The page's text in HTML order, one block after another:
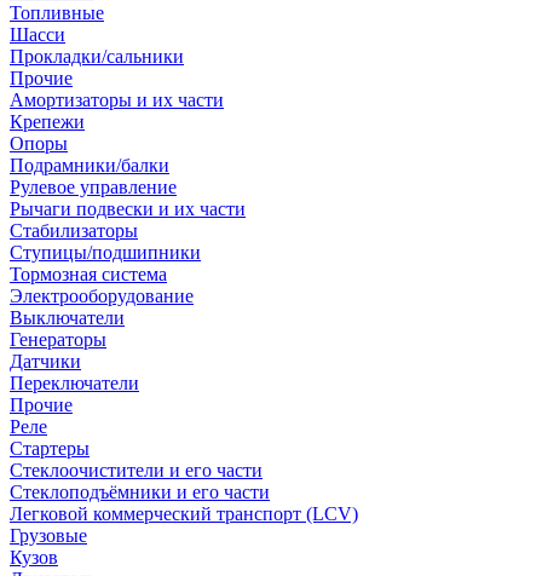
Топливные
Шасси
Прокладки/сальники
Прочие
Амортизаторы и их части
Крепежи
Опоры
Подрамники/балки
Рулевое управление
Рычаги подвески и их части
Стабилизаторы
Ступицы/подшипники
Тормозная система
Электрооборудование
Выключатели
Генераторы
Датчики
Переключатели
Прочие
Реле
Стартеры
Стеклоочистители и его части
Стеклоподъёмники и его части
Легковой коммерческий транспорт (LCV)
Грузовые
Кузов